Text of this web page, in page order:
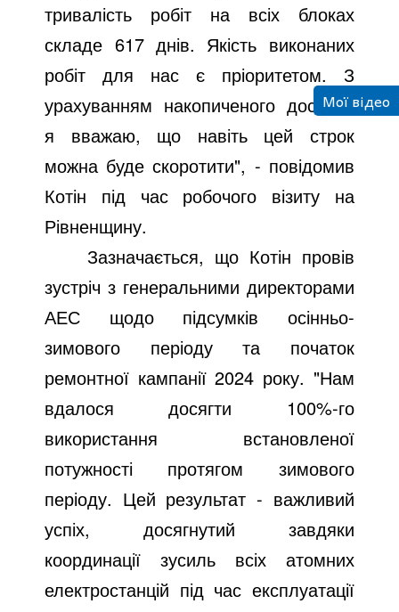
тривалість робіт на всіх блоках
складе 617 днів. Якість виконаних
робіт для нас є пріоритетом. З
урахуванням накопиченого досвіду,
я вважаю, що навіть цей строк
можна буде скоротити", - повідомив
Котін під час робочого візиту на
Рівненщину.
Зазначається, що Котін провів
зустріч з генеральними директорами
АЕС щодо підсумків осінньо-
зимового періоду та початок
ремонтної кампанії 2024 року. "Нам
вдалося досягти 100%-го
використання встановленої
потужності протягом зимового
періоду. Цей результат - важливий
успіх, досягнутий завдяки
координації зусиль всіх атомних
електростанцій під час експлуатації
Мої відео